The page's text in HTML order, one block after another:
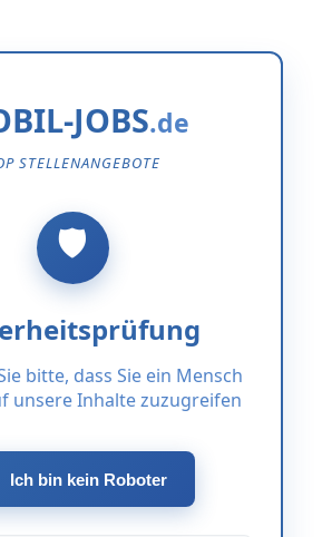
JOBS
STELLENANGEBOTE
bitte, dass Sie ein Mensch
unsere Inhalte zuzugreifen
Ich bin kein Roboter